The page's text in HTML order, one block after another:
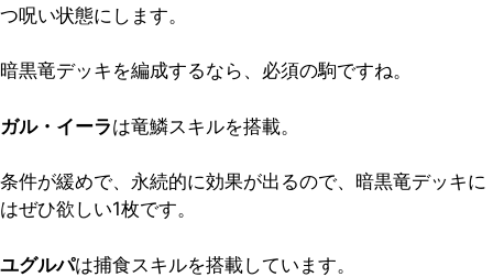
つ呪い状態にします。
暗黒竜デッキを編成するなら、必須の駒ですね。
ガル・イーラは竜鱗スキルを搭載。
条件が緩めで、永続的に効果が出るので、暗黒竜デッキに
はぜひ欲しい1枚です。
ユグルパは捕食スキルを搭載しています。